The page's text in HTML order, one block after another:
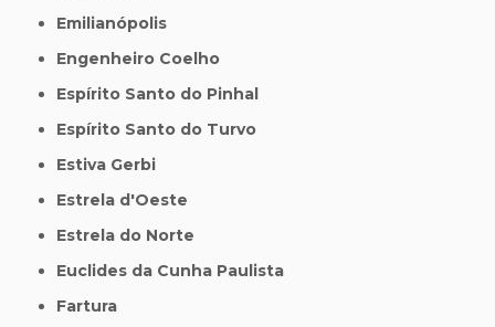
Emilianópolis
Engenheiro Coelho
Espírito Santo do Pinhal
Espírito Santo do Turvo
Estiva Gerbi
Estrela d'Oeste
Estrela do Norte
Euclides da Cunha Paulista
Fartura